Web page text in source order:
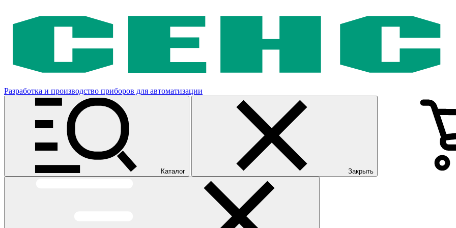
Разработка и производство приборов для автоматизации
Каталог Закрыть